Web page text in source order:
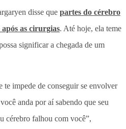
disse que partes do cérebro
as cirurgias. Até hoje, ela teme
significar a chegada de um
te impede de conseguir se envolver
anda por aí sabendo que seu
cérebro falhou com você”,